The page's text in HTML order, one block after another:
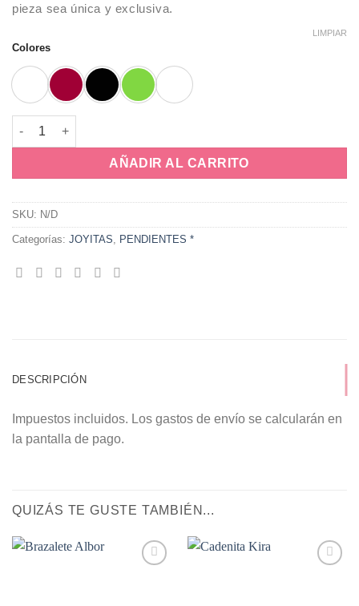
pieza sea única y exclusiva.
Colores
LIMPIAR
Pendiente Sable cantidad
AÑADIR AL CARRITO
SKU: N/D
Categorías: JOYITAS PENDIENTES *
DESCRIPCIÓN
Impuestos incluidos. Los gastos de envío se calcularán en
la pantalla de pago.
QUIZÁS TE GUSTE TAMBIÉN...